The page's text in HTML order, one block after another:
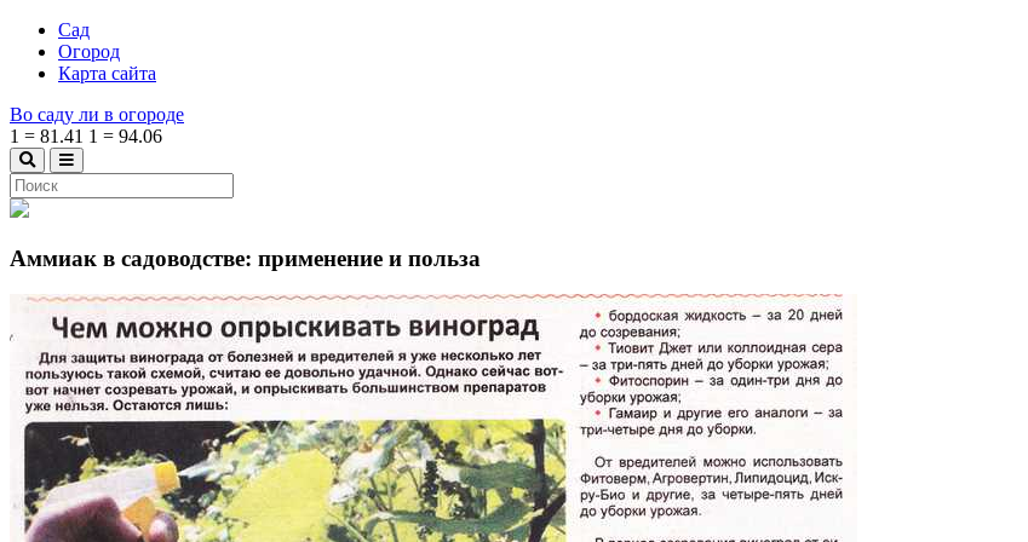
Сад
Огород
Карта сайта
Во саду ли в огороде
1 = 81.41 1 = 94.06
Аммиак в садоводстве: применение и польза